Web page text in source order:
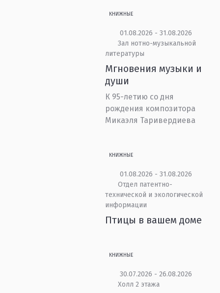
КНИЖНЫЕ
01.08.2026 - 31.08.2026
Зал нотно-музыкальной
литературы
Мгновения музыки и
души
К 95-летию со дня
рождения композитора
Микаэля Таривердиева
КНИЖНЫЕ
01.08.2026 - 31.08.2026
Отдел патентно-
технической и экологической
информации
Птицы в вашем доме
КНИЖНЫЕ
30.07.2026 - 26.08.2026
Холл 2 этажа